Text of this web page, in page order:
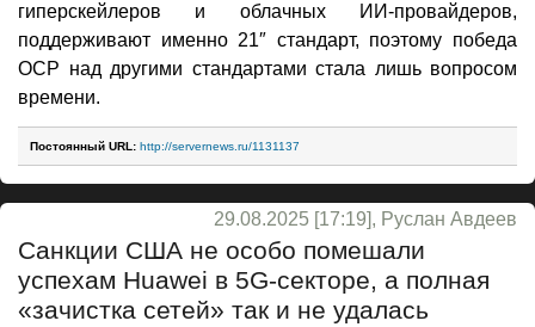
гиперскейлеров и облачных ИИ-провайдеров,
поддерживают именно 21″ стандарт, поэтому победа
OCP над другими стандартами стала лишь вопросом
времени.
Постоянный URL: http://servernews.ru/1131137
29.08.2025 [17:19], Руслан Авдеев
Санкции США не особо помешали
успехам Huawei в 5G-секторе, а полная
«зачистка сетей» так и не удалась